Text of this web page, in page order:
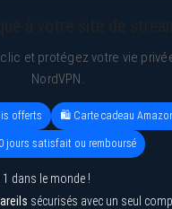
et protégez votre vie
NordVPN.
offerts 🛍️ Carte cadeau
jours satisfait ou remboursé
1 dans le monde !
sécurisés avec un seul